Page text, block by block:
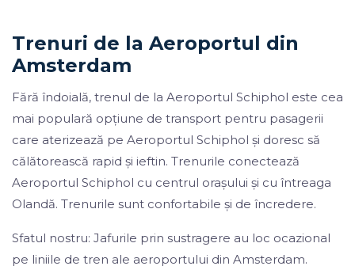
Trenuri de la Aeroportul din
Amsterdam
Fără îndoială, trenul de la Aeroportul Schiphol este cea
mai populară opțiune de transport pentru pasagerii
care aterizează pe Aeroportul Schiphol și doresc să
călătorească rapid și ieftin. Trenurile conectează
Aeroportul Schiphol cu centrul orașului și cu întreaga
Olandă. Trenurile sunt confortabile și de încredere.
Sfatul nostru: Jafurile prin sustragere au loc ocazional
pe liniile de tren ale aeroportului din Amsterdam.